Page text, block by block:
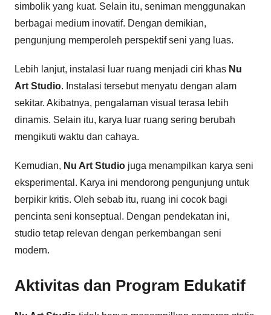
simbolik yang kuat. Selain itu, seniman menggunakan
berbagai medium inovatif. Dengan demikian,
pengunjung memperoleh perspektif seni yang luas.
Lebih lanjut, instalasi luar ruang menjadi ciri khas Nu
Art Studio. Instalasi tersebut menyatu dengan alam
sekitar. Akibatnya, pengalaman visual terasa lebih
dinamis. Selain itu, karya luar ruang sering berubah
mengikuti waktu dan cahaya.
Kemudian, Nu Art Studio juga menampilkan karya seni
eksperimental. Karya ini mendorong pengunjung untuk
berpikir kritis. Oleh sebab itu, ruang ini cocok bagi
pencinta seni konseptual. Dengan pendekatan ini,
studio tetap relevan dengan perkembangan seni
modern.
Aktivitas dan Program Edukatif